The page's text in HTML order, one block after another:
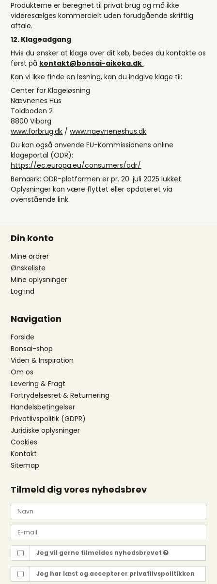
Produkterne er beregnet til privat brug og må ikke
videresælges kommercielt uden forudgående skriftlig
aftale.
12. Klageadgang
Hvis du ønsker at klage over dit køb, bedes du kontakte os
først på kontakt@bonsai-aikoka.dk.
Kan vi ikke finde en løsning, kan du indgive klage til:
Center for Klageløsning
Nævnenes Hus
Toldboden 2
8800 Viborg
www.forbrug.dk /www.naevneneshus.dk
Du kan også anvende EU-Kommissionens online
klageportal (ODR):
https://ec.europa.eu/consumers/odr/
Bemærk: ODR-platformen er pr. 20. juli 2025 lukket.
Oplysninger kan være flyttet eller opdateret via
ovenstående link.
Din konto
Mine ordrer
Ønskeliste
Mine oplysninger
Log ind
Navigation
Forside
Bonsai-shop
Viden & Inspiration
Om os
Levering & Fragt
Fortrydelsesret & Returnering
Handelsbetingelser
Privatlivspolitik (GDPR)
Juridiske oplysninger
Cookies
Kontakt
Sitemap
Tilmeld dig vores nyhedsbrev
Jeg vil gerne tilmeldes nyhedsbrevet
Jeg har læst og accepterer privatlivspolitikken